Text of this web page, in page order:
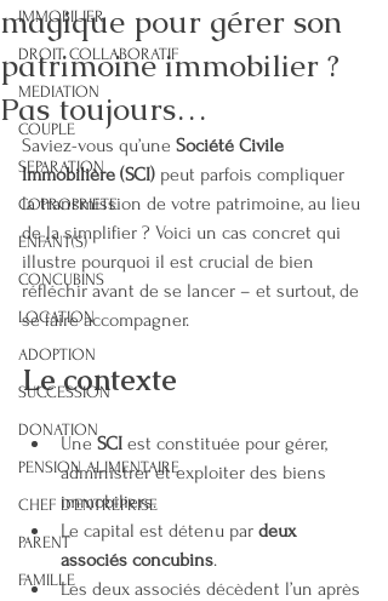
IMMOBILIER
DROIT COLLABORATIF
MEDIATION
COUPLE
SEPARATION
COPROPRIETE
ENFANT(S)
CONCUBINS
LOCATION
ADOPTION
SUCCESSION
DONATION
PENSION ALIMENTAIRE
CHEF D'ENTREPRISE
PARENT
FAMILLE
magique pour gérer son
patrimoine immobilier ?
Pas toujours…
Saviez-vous qu’une Société Civile
Immobilière (SCI) peut parfois compliquer
la transmission de votre patrimoine, au lieu
de la simplifier ? Voici un cas concret qui
illustre pourquoi il est crucial de bien
réfléchir avant de se lancer – et surtout, de
se faire accompagner.
Le contexte
Une SCI est constituée pour gérer,
administrer et exploiter des biens
immobiliers.
Le capital est détenu par deux
associés concubins.
Les deux associés décèdent l’un après